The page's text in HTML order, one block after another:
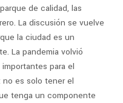
de calidad, las
La discusión se vuelve
la ciudad es un
La pandemia volvió
para el
no es solo tener el
tenga un componente